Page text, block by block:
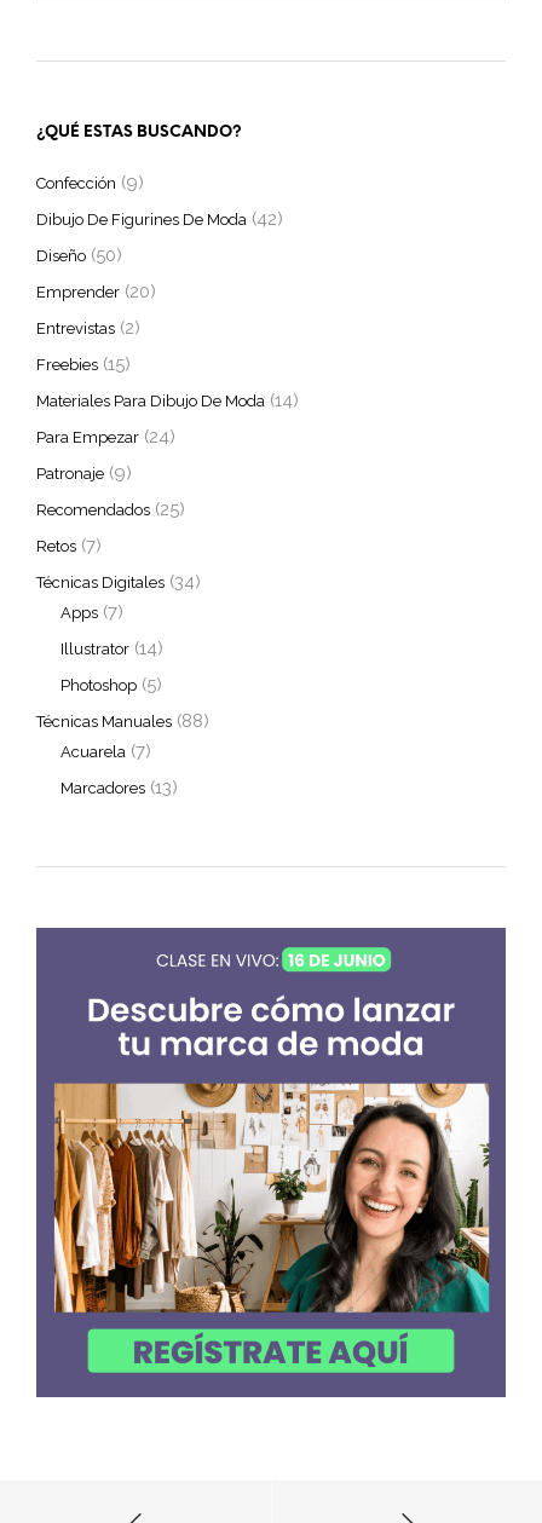
¿QUÉ ESTAS BUSCANDO?
Confección (9)
Dibujo De Figurines De Moda (42)
Diseño (50)
Emprender (20)
Entrevistas (2)
Freebies (15)
Materiales Para Dibujo De Moda (14)
Para Empezar (24)
Patronaje (9)
Recomendados (25)
Retos (7)
Técnicas Digitales (34)
Apps (7)
Illustrator (14)
Photoshop (5)
Técnicas Manuales (88)
Acuarela (7)
Marcadores (13)